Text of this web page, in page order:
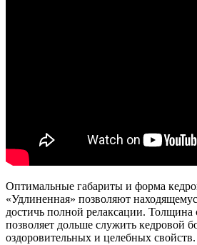
Оптимальные габариты и форма
«Удлиненная» позволяют
достичь полной релаксации. Толщина
позволяет дольше служить кедровой
оздоровительных и целебных